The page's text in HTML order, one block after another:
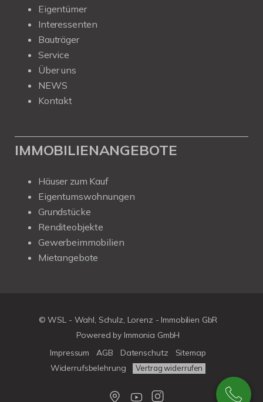
Eigentümer
Interessenten
Bauträger
Service
Über uns
NEWS
Kontakt
IMMOBILIENANGEBOTE
Häuser zum Kauf
Eigentumswohnungen
Grundstücke
Renditeobjekte
Gewerbeimmobilien
Mietangebote
© WSL - Wahl, Schulz, Lorenz - Immobilien GbR
Powered by Immonia GmbH
Impressum
AGB Datenschutz
Sitemap
Widerrufsbelehrung
Vertrag widerrufen